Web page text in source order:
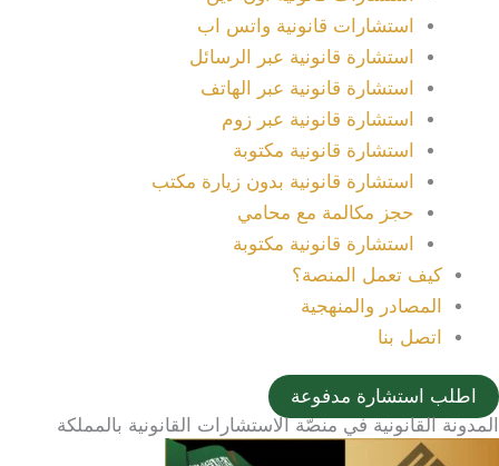
استشارات قانونية واتس اب
استشارة قانونية عبر الرسائل
استشارة قانونية عبر الهاتف
استشارة قانونية عبر زوم
استشارة قانونية مكتوبة
استشارة قانونية بدون زيارة مكتب
حجز مكالمة مع محامي
استشارة قانونية مكتوبة
كيف تعمل المنصة؟
المصادر والمنهجية
اتصل بنا
اطلب استشارة مدفوعة
المدونة القانونية في منصّة الاستشارات القانونية بالمملكة